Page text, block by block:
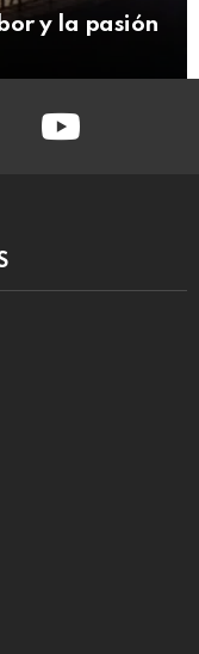
y la pasión
youtube